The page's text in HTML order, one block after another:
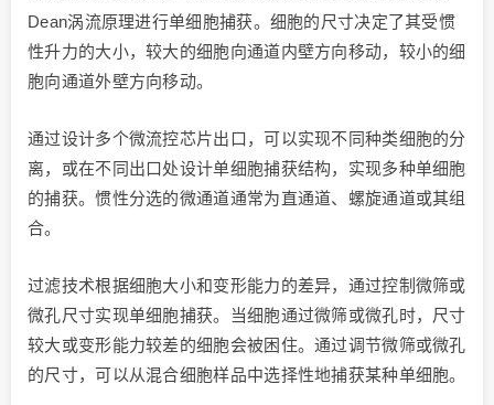
Dean涡流原理进行单细胞捕获。细胞的尺寸决定了其受惯
性升力的大小，较大的细胞向通道内壁方向移动，较小的细
胞向通道外壁方向移动。
通过设计多个微流控芯片出口，可以实现不同种类细胞的分
离，或在不同出口处设计单细胞捕获结构，实现多种单细胞
的捕获。惯性分选的微通道通常为直通道、螺旋通道或其组
合。
过滤技术根据细胞大小和变形能力的差异，通过控制微筛或
微孔尺寸实现单细胞捕获。当细胞通过微筛或微孔时，尺寸
较大或变形能力较差的细胞会被困住。通过调节微筛或微孔
的尺寸，可以从混合细胞样品中选择性地捕获某种单细胞。